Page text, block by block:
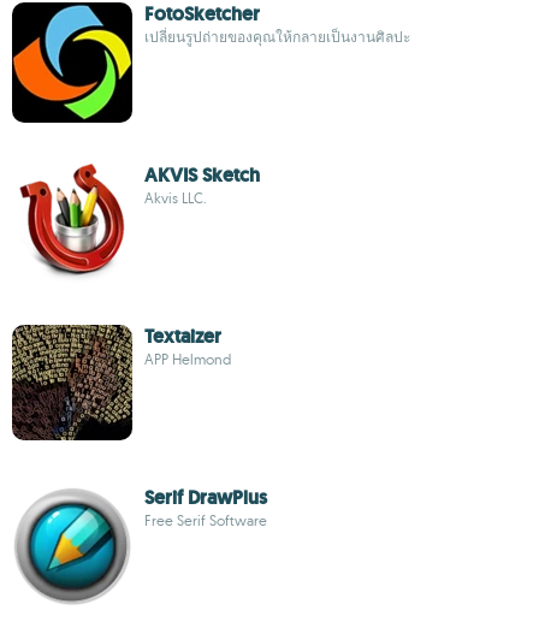
FotoSketcher
เปลี่ยนรูปถ่ายของคุณให้กลายเป็นงานศิลปะ
AKVIS Sketch
Akvis LLC.
Textaizer
APP Helmond
Serif DrawPlus
Free Serif Software